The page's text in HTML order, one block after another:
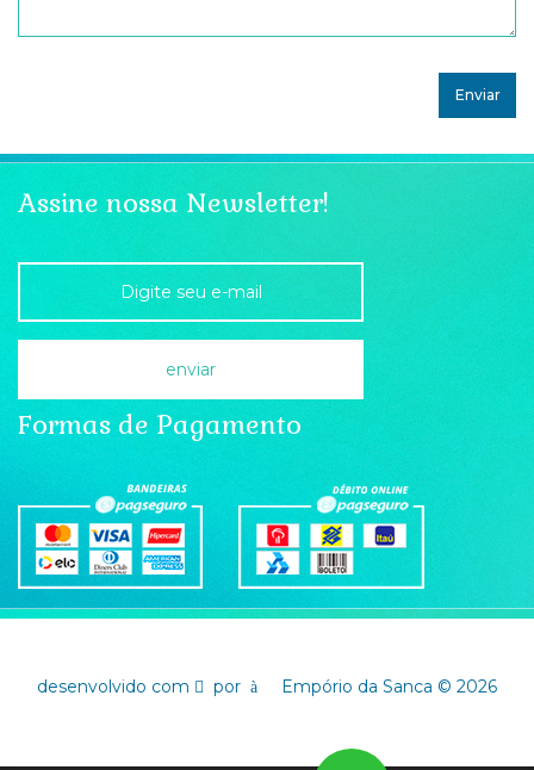
Assine nossa Newsletter!
Formas de Pagamento
desenvolvido com por Empório da Sanca © 2026